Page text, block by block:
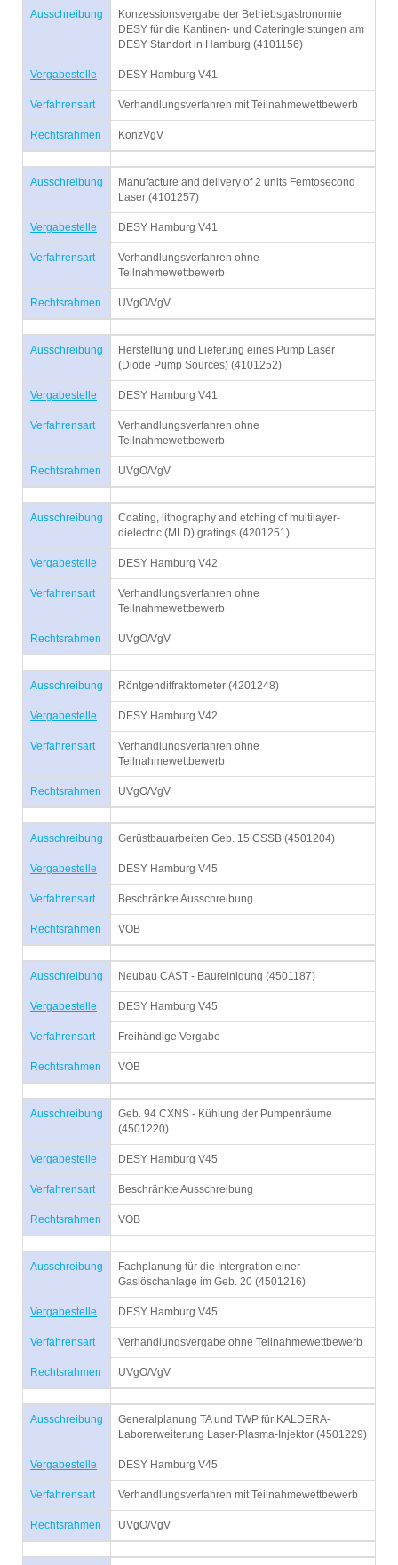
Ausschreibung
Konzessionsvergabe der Betriebsgastronomie
DESY für die Kantinen- und Cateringleistungen am
DESY Standort in Hamburg (4101156)
Vergabestelle DESY Hamburg V41
Verfahrensart Verhandlungsverfahren mit Teilnahmewettbewerb
Rechtsrahmen KonzVgV
Ausschreibung
Manufacture and delivery of 2 units Femtosecond
Laser (4101257)
Vergabestelle DESY Hamburg V41
Verfahrensart
Verhandlungsverfahren ohne
Teilnahmewettbewerb
Rechtsrahmen UVgO/VgV
Ausschreibung
Herstellung und Lieferung eines Pump Laser
(Diode Pump Sources) (4101252)
Vergabestelle DESY Hamburg V41
Verfahrensart
Verhandlungsverfahren ohne
Teilnahmewettbewerb
Rechtsrahmen UVgO/VgV
Ausschreibung
Coating, lithography and etching of multilayer-
dielectric (MLD) gratings (4201251)
Vergabestelle DESY Hamburg V42
Verfahrensart
Verhandlungsverfahren ohne
Teilnahmewettbewerb
Rechtsrahmen UVgO/VgV
Ausschreibung Röntgendiffraktometer (4201248)
Vergabestelle DESY Hamburg V42
Verfahrensart
Verhandlungsverfahren ohne
Teilnahmewettbewerb
Rechtsrahmen UVgO/VgV
Ausschreibung Gerüstbauarbeiten Geb. 15 CSSB (4501204)
Vergabestelle DESY Hamburg V45
Verfahrensart Beschränkte Ausschreibung
Rechtsrahmen VOB
Ausschreibung Neubau CAST - Baureinigung (4501187)
Vergabestelle DESY Hamburg V45
Verfahrensart Freihändige Vergabe
Rechtsrahmen VOB
Ausschreibung
Geb. 94 CXNS - Kühlung der Pumpenräume
(4501220)
Vergabestelle DESY Hamburg V45
Verfahrensart Beschränkte Ausschreibung
Rechtsrahmen VOB
Ausschreibung
Fachplanung für die Intergration einer
Gaslöschanlage im Geb. 20 (4501216)
Vergabestelle DESY Hamburg V45
Verfahrensart Verhandlungsvergabe ohne Teilnahmewettbewerb
Rechtsrahmen UVgO/VgV
Ausschreibung
Generalplanung TA und TWP für KALDERA-
Laborerweiterung Laser-Plasma-Injektor (4501229)
Vergabestelle DESY Hamburg V45
Verfahrensart Verhandlungsverfahren mit Teilnahmewettbewerb
Rechtsrahmen UVgO/VgV